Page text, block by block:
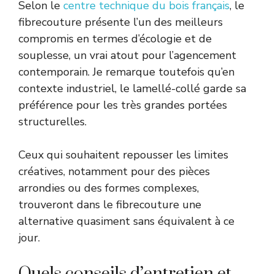
Selon le centre technique du bois français, le
fibrecouture présente l’un des meilleurs
compromis en termes d’écologie et de
souplesse, un vrai atout pour l’agencement
contemporain. Je remarque toutefois qu’en
contexte industriel, le lamellé-collé garde sa
préférence pour les très grandes portées
structurelles.
Ceux qui souhaitent repousser les limites
créatives, notamment pour des pièces
arrondies ou des formes complexes,
trouveront dans le fibrecouture une
alternative quasiment sans équivalent à ce
jour.